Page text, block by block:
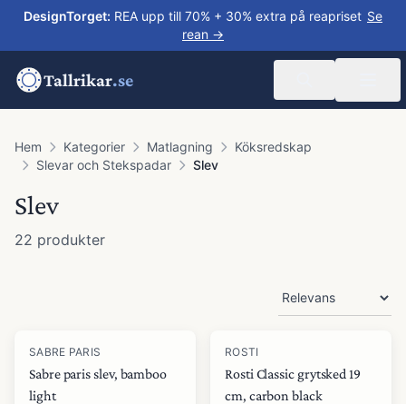
DesignTorget: REA upp till 70% + 30% extra på reapriset Se
rean →
Tallrikar.se
Hem Kategorier Matlagning
Köksredskap
Slevar och Stekspadar
Slev
Slev
22 produkter
SABRE PARIS
Sabre paris slev, bamboo
light
ROSTI
Rosti Classic grytsked 19
cm, carbon black